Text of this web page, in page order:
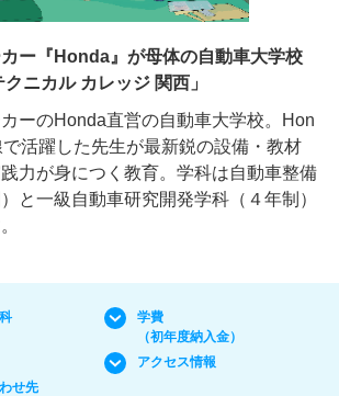
ー『Honda』が母体の自動車大学校
クニカル カレッジ 関西」
ーのHonda直営の自動車大学校。Hon
活躍した先生が最新鋭の設備・教材
力が身につく教育。学科は自動車整備
と一級自動車研究開発学科（４年制）
学費
（初年度納入金）
アクセス情報
せ先